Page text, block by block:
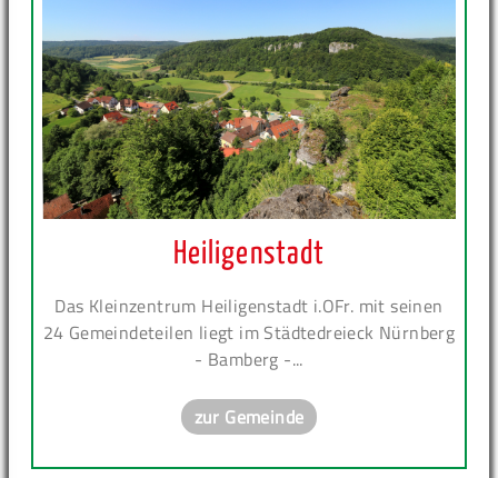
Heiligenstadt
Das Kleinzentrum Heiligenstadt i.OFr. mit seinen
24 Gemeindeteilen liegt im Städtedreieck Nürnberg
- Bamberg -...
zur Gemeinde